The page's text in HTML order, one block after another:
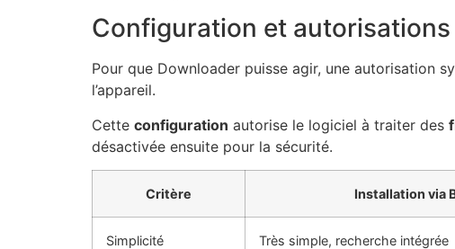
Configuration et autorisations
Pour que Downloader puisse agir, une autorisation
l’appareil.
Cette configuration autorise le logiciel à traiter des
désactivée ensuite pour la sécurité.
Critère Installation via
Simplicité Très simple, recherche intégrée